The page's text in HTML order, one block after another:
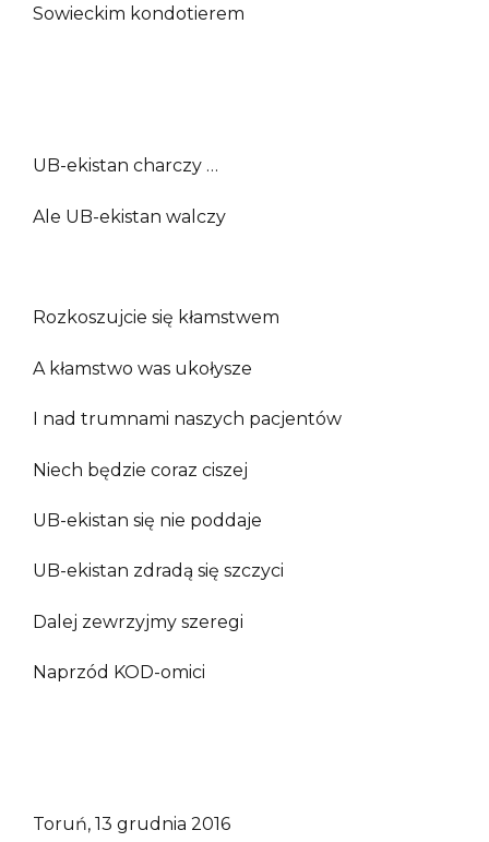
Sowieckim kondotierem
UB-ekistan charczy …
Ale UB-ekistan walczy
Rozkoszujcie się kłamstwem
A kłamstwo was ukołysze
I nad trumnami naszych pacjentów
Niech będzie coraz ciszej
UB-ekistan się nie poddaje
UB-ekistan zdradą się szczyci
Dalej zewrzyjmy szeregi
Naprzód KOD-omici
Toruń, 13 grudnia 2016